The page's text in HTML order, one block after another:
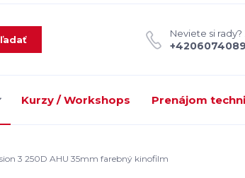
Neviete si rady?
Kurzy / Workshops Prenájom
3 250D AHU 35mm farebný kinofilm